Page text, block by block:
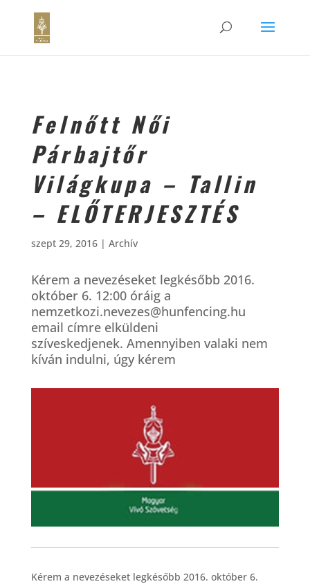
Felnőtt Női
Párbajtőr
Világkupa – Tallin
– ELŐTERJESZTÉS
szept 29, 2016| Archív
Kérem a nevezéseket legkésőbb 2016.
október 6. 12:00 óráig a
nemzetkozi.nevezes@hunfencing.hu
email címre elküldeni
szíveskedjenek. Amennyiben valaki nem
kíván indulni, úgy kérem
Kérem a nevezéseket legkésőbb 2016. október 6.